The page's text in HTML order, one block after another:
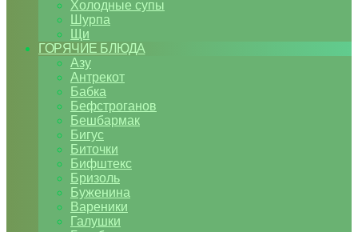
Холодные супы
Шурпа
Щи
ГОРЯЧИЕ БЛЮДА
Азу
Антрекот
Бабка
Бефстроганов
Бешбармак
Бигус
Биточки
Бифштекс
Бризоль
Буженина
Вареники
Галушки